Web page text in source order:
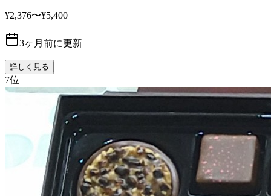
¥2,376〜¥5,400
3ヶ月前に更新
詳しく見る
7位